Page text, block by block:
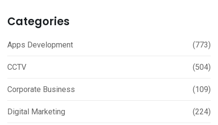
Categories
Apps Development (773)
CCTV (504)
Corporate Business (109)
Digital Marketing (224)